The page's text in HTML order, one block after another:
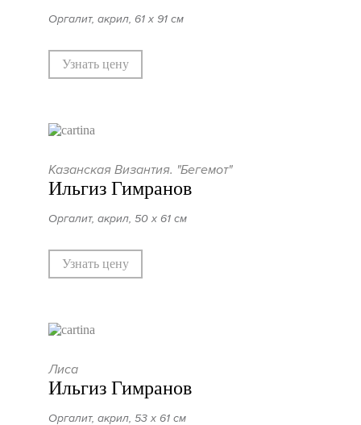
Оргалит, акрил, 61 х 91 см
Узнать цену
Казанская Византия. "Бегемот"
Ильгиз Гимранов
Оргалит, акрил, 50 х 61 см
Узнать цену
Лиса
Ильгиз Гимранов
Оргалит, акрил, 53 х 61 см